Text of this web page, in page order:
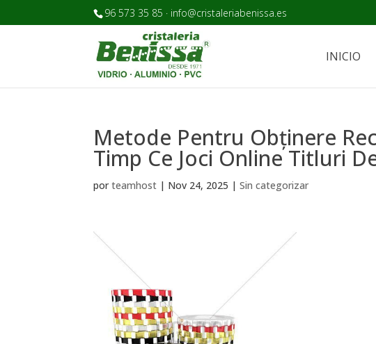
96 573 35 85 · info@cristaleriabenissa.es
INICIO
Metode Pentru Obținere
Timp Ce Joci Online Titluri
porteamhost | Nov 24, 2025 |Sin categorizar